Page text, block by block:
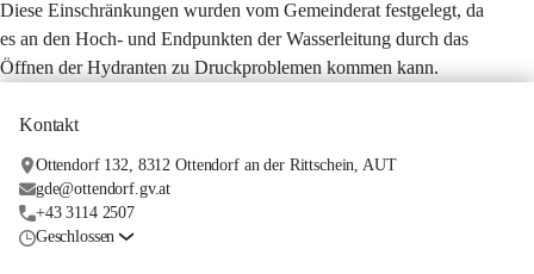
Diese Einschränkungen wurden vom Gemeinderat festgelegt, da
es an den Hoch- und Endpunkten der Wasserleitung durch das
Öffnen der Hydranten zu Druckproblemen kommen kann.
Kontakt
Ottendorf 132, 8312 Ottendorf an der Rittschein, AUT
gde@ottendorf.gv.at
+43 3114 2507
Geschlossen